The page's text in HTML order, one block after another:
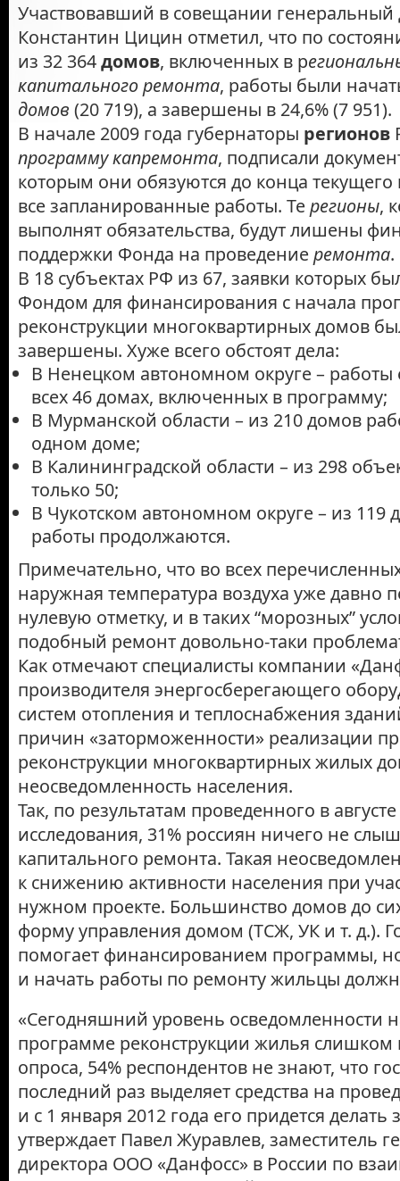
Участвовавший в совещании генеральный
Константин Цицин отметил, что по
из 32 364домов, включенных в р
капитального ремонта, работы были
домов (20 719), а завершены в 24,6% (7 951).
В начале 2009 года губернаторы регионов
программукапремонта, подписали
которым они обязуются до конца текущего
все запланированные работы. Терегионы,
выполнят обязательства, будут лишены
поддержки Фонда на проведениеремонта.
В 18 субъектах РФ из 67, заявки которых
Фондом для финансирования с начала
реконструкции многоквартирных домов
завершены. Хуже всего обстоят дела:
В Ненецком автономном округе – работы
всех 46 домах, включенных в программу;
В Мурманской области – из 210 домов
одном доме;
В Калининградской области – из 298
только 50;
В Чукотском автономном округе – из 119
работы продолжаются.
Примечательно, что во всех
наружная температура воздуха уже давно
нулевую отметку, и в таких “морозных”
подобный ремонт довольно-таки
Как отмечают специалисты компании
производителя энергосберегающего
систем отопления и теплоснабжения
причин «заторможенности» реализации
реконструкции многоквартирных жилых
неосведомленность населения.
Так, по результатам проведенного в
исследования, 31% россиян ничего не
капитального ремонта. Такая
к снижению активности населения при
нужном проекте. Большинство домов до
форму управления домом (ТСЖ, УК и т. д.).
помогает финансированием программы,
и начать работы по ремонту жильцы
«Сегодняшний уровень осведомленности
программе реконструкции жилья
опроса, 54% респондентов не знают, что
последний раз выделяет средства на
и с 1 января 2012 года его придется делать
утверждает Павел Журавлев, заместитель
директора ООО «Данфосс» в России по